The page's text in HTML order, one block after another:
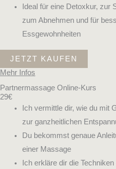
Ideal für eine Detoxkur,
zum Abnehmen und für
Essgewohnheiten
JETZT KAUFEN
Mehr Infos
Partnermassage Online-Kurs
29€
Ich vermittle dir, wie du mit
zur ganzheitlichen
Du bekommst genaue
einer Massage
Ich erkläre dir die